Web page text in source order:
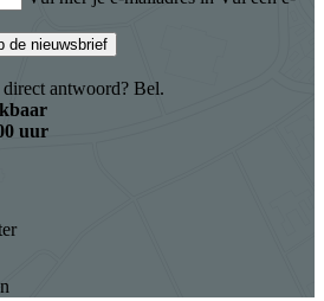
op de nieuwsbrief
antwoord? Bel.
uur